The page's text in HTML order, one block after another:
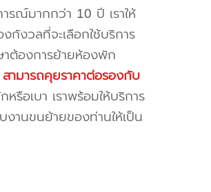
ณ์มากกว่า 10 ปี เราให้
งวลที่จะเลือกใช้บริการ
าต้องการย้ายห้องพัก
มารถคุยราคาต่อรองกับ
รือเบา เราพร้อมให้บริการ
านขนย้ายของท่านให้เป็น